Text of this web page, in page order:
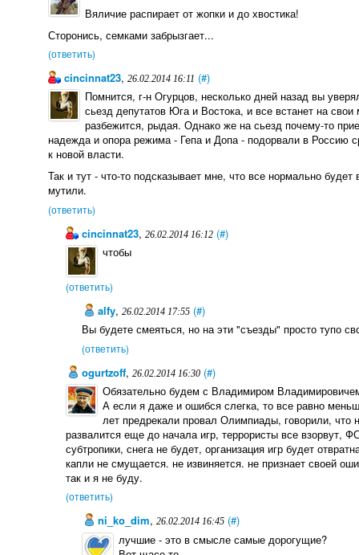
Вяличие распирает от жопки и до хвостика!
Сторонись, семками забрызгает...
(ответить)
cincinnat23,26.02.2014 16:11 (#)
Помнится, г-н Огурцов, несколько дней назад вы
сьезд депутатов Юга и Востока, и все встанет на
разбежится, рыдая. Однако же на сьезд почему-то
надежда и опора режима - Гепа и Допа - подорвали в Россию
к новой власти.
Так и тут - что-то подсказывает мне, что все нормально
мутили.
(ответить)
cincinnat23, 26.02.2014 16:12 (#)
чтобы
(ответить)
alfy,26.02.2014 17:55 (#)
Вы будете смеяться, но на эти "съезды" просто тупо
(ответить)
ogurtzoff, 26.02.2014 16:30 (#)
Обязательно будем с Владимиром
А если я даже и ошибся слегка, то все равно
лет предрекали провал Олимпиады, говорили, что
развалится еще до начала игр, террористы все взорвут,
субтропики, снега не будет, организация игр будет
капли не смущается. не извиняется. не признает своей
так и я не буду.
(ответить)
ni_ko_dim,26.02.2014 16:45 (#)
лучшие - это в смысле самые дорогущие?